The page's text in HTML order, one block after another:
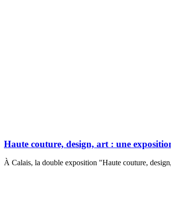
Haute couture, design, art : une
À Calais, la double exposition "Haute couture,